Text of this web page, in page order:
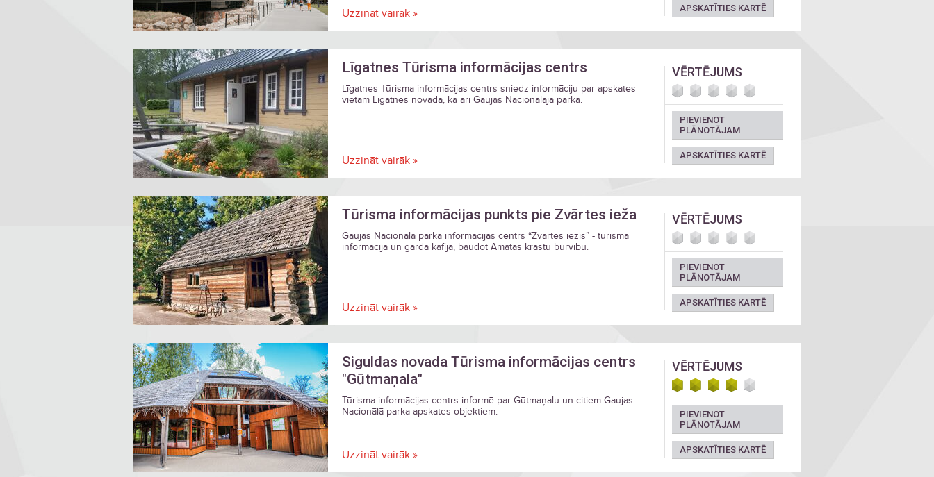
Uzzināt vairāk » APSKATĪTIES KARTĒ
Līgatnes Tūrisma informācijas centrs
Līgatnes Tūrisma informācijas centrs sniedz informāciju par apskates
vietām Līgatnes novadā, kā arī Gaujas Nacionālajā parkā.
Uzzināt vairāk »
VĒRTĒJUMS
PIEVIENOT
PLĀNOTĀJAM
APSKATĪTIES KARTĒ
Tūrisma informācijas punkts pie Zvārtes ieža
Gaujas Nacionālā parka informācijas centrs “Zvārtes iezis” - tūrisma
informācija un garda kafija, baudot Amatas krastu burvību.
Uzzināt vairāk »
VĒRTĒJUMS
PIEVIENOT
PLĀNOTĀJAM
APSKATĪTIES KARTĒ
Siguldas novada Tūrisma informācijas centrs
"Gūtmaņala"
Tūrisma informācijas centrs informē par Gūtmaņalu un citiem Gaujas
Nacionālā parka apskates objektiem.
Uzzināt vairāk »
VĒRTĒJUMS
PIEVIENOT
PLĀNOTĀJAM
APSKATĪTIES KARTĒ